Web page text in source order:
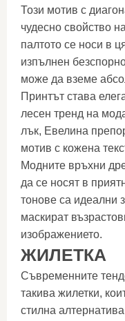
Този мотив с
чудесно свойство
палтото се носи в
изпълнен
може да вземе
Принтът става
лесен тренд на
лък, Евелина
мотив с кожена
Модните връхни
да се носят в
тонове са идеални
маскират
изображението.
ЖИЛЕТКА
Съвременните
такива жилетки,
стилна